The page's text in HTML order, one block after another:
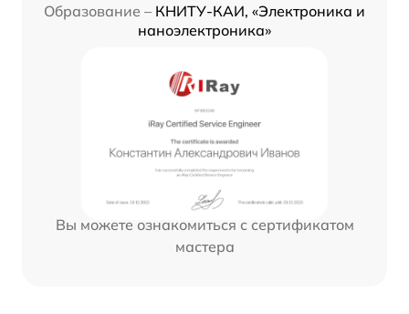
Образование – КНИТУ-КАИ, «Электроника и
наноэлектроника»
Вы можете ознакомиться с сертификатом
мастера